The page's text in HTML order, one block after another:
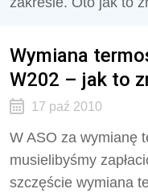
Wymiana
W202 – jak to
17 paź 2010
W ASO za wymianę
musielibyśmy
szczęście wymiana